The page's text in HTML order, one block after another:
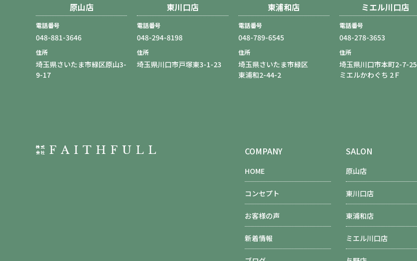
原山店
電話番号
048-881-3646
住所
埼玉県さいたま市緑区原山3-
9-17
東川口店
電話番号
048-294-8198
住所
埼玉県川口市戸塚東3-1-23
東浦和店
電話番号
048-789-6545
住所
埼玉県さいたま市緑区
東浦和2-44-2
ミエル川口店
電話番号
048-278-3653
住所
埼玉県川口市本町2-7-25
ミエルかわぐち 2Ｆ
COMPANY
HOME
コンセプト
お客様の声
新着情報
SALON
原山店
東川口店
東浦和店
ミエル川口店